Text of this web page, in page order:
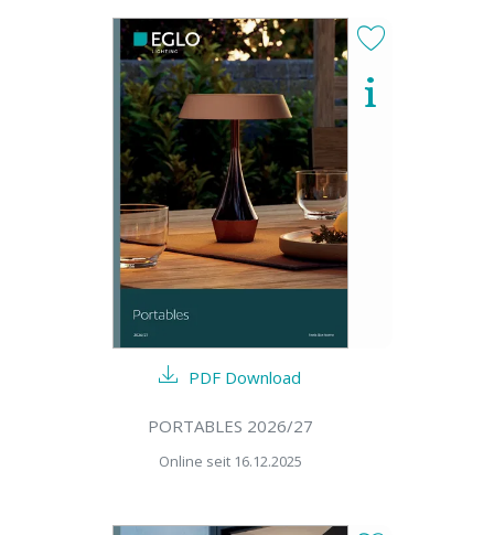
PDF Download
PORTABLES 2026/27
Online seit 16.12.2025